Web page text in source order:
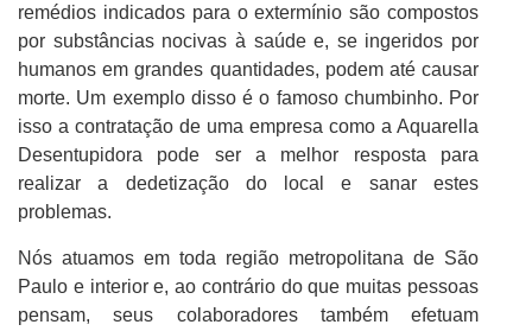
remédios indicados para o extermínio são compostos
por substâncias nocivas à saúde e, se ingeridos por
humanos em grandes quantidades, podem até causar
morte. Um exemplo disso é o famoso chumbinho. Por
isso a contratação de uma empresa como a Aquarella
Desentupidora pode ser a melhor resposta para
realizar a dedetização do local e sanar estes
problemas.
Nós atuamos em toda região metropolitana de São
Paulo e interior e, ao contrário do que muitas pessoas
pensam, seus colaboradores também efetuam